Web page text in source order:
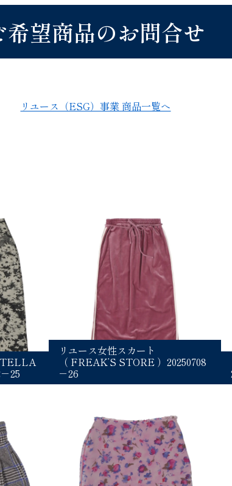
希望商品のお問合せ
リユース（ESG）事業 商品一覧へ
25
リユース女性スカート
（ FREAK’S STORE ）20250708
－26